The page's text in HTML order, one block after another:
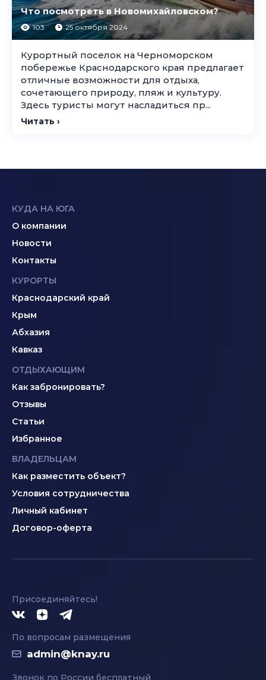
Что посмотреть в Новомихайловском?
103 25 октября 2024
Курортный поселок на Черноморском
побережье Краснодарского края предлагает
отличные возможности для отдыха,
сочетающего природу, пляж и культуру.
Здесь туристы могут насладиться пр...
Читать ›
КУДА НА ЮГА
О компании
Новости
Контакты
КУРОРТЫ
Краснодарский край
Крым
Абхазия
Кавказ
ОТДЫХАЮЩИМ
Как забронировать?
Отзывы
Статьи
Избранное
ВЛАДЕЛЬЦАМ
Как разместить объект?
Условия сотрудничества
Личный кабинет
Договор-оферта
Присоединяйтесь!
По вопросам размещения
admin@knay.ru
Звонок по России бесплатный